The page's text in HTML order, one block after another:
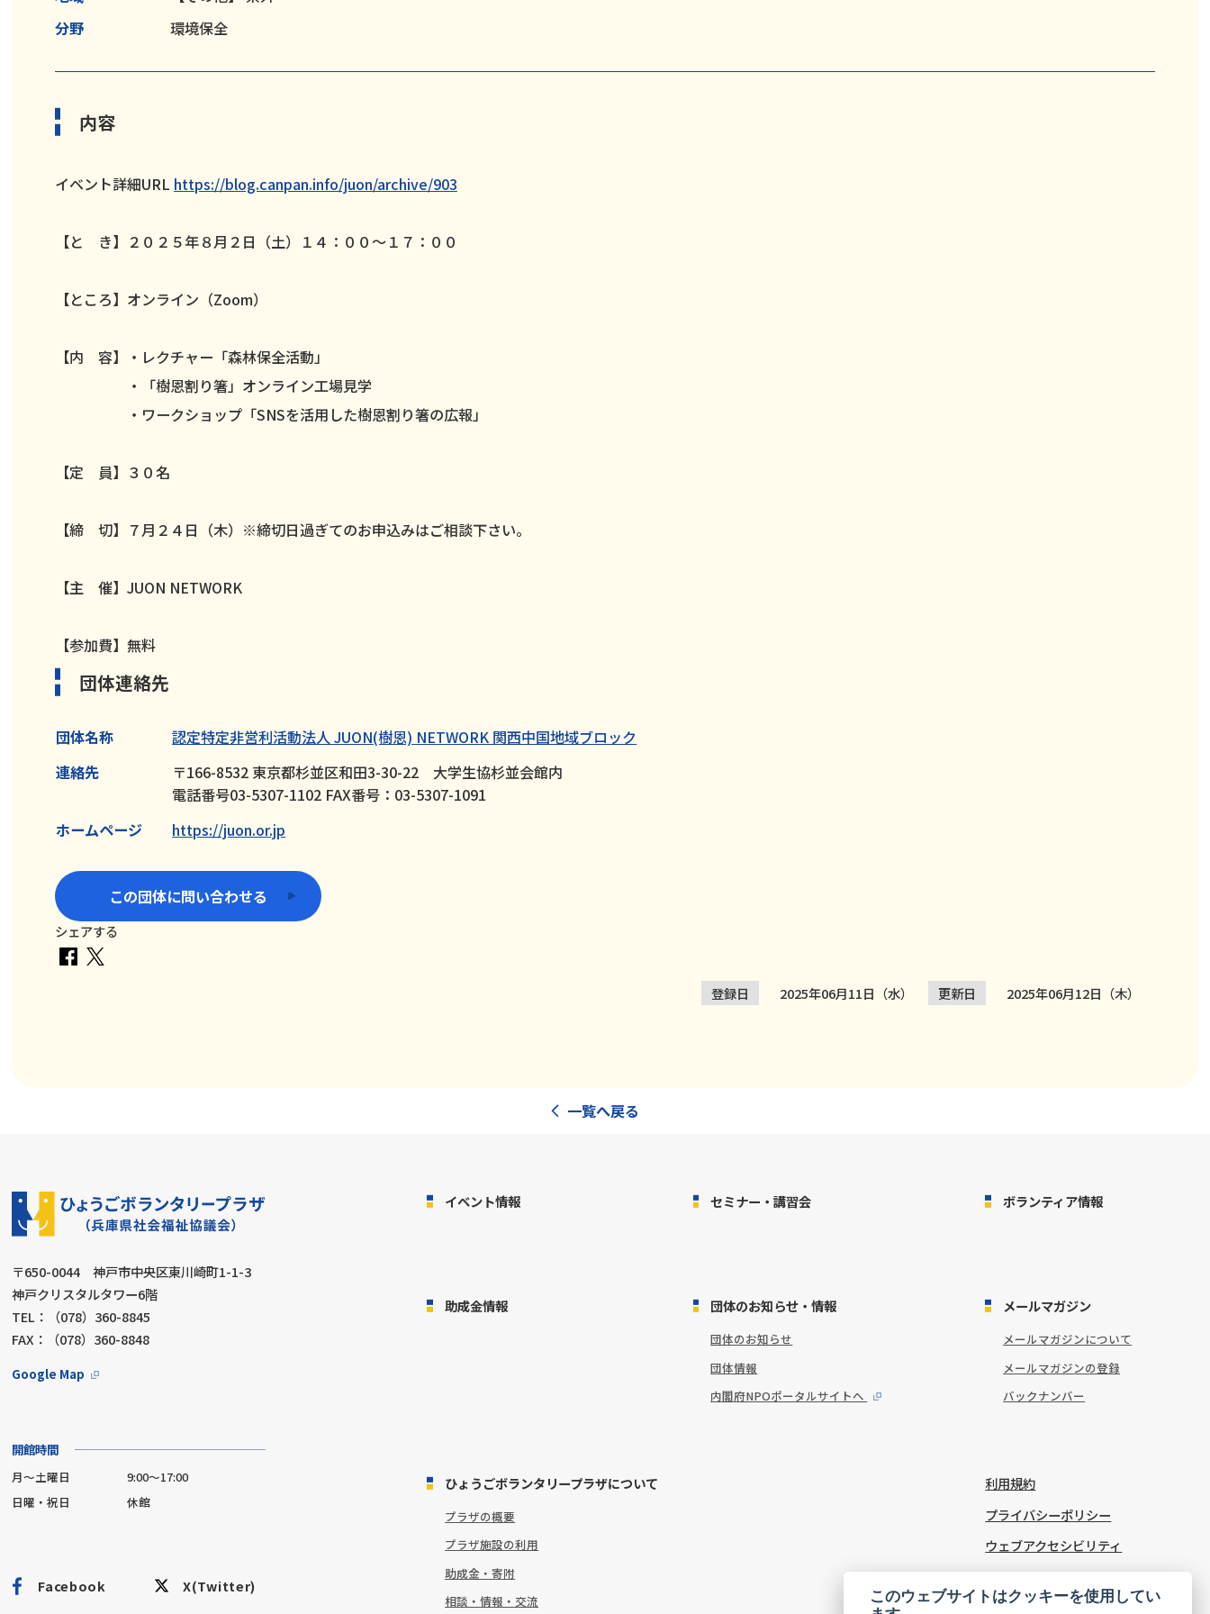
分野
環境保全
内容
イベント詳細URL https://blog.canpan.info/juon/archive/903
【と き】２０２５年８月２日（土）１４：００～１７：００
【ところ】オンライン（Zoom）
【内 容】・レクチャー「森林保全活動」
・「樹恩割り箸」オンライン工場見学
・ワークショップ「SNSを活用した樹恩割り箸の広報」
【定 員】３０名
【締 切】７月２４日（木）※締切日過ぎてのお申込みはご相談下さい。
【主 催】JUON NETWORK
【参加費】無料
団体連絡先
団体名称
認定特定非営利活動法人 JUON(樹恩) NETWORK 関西中国地域ブロック
連絡先
〒166-8532 東京都杉並区和田3-30-22 大学生協杉並会館内
電話番号03-5307-1102 FAX番号：03-5307-1091
ホームページ
https://juon.or.jp
この団体に問い合わせる
シェアする
登録日 2025年06月11日（水） 更新日 2025年06月12日（木）
一覧へ戻る
〒650-0044 神戸市中央区東川崎町1-1-3
神戸クリスタルタワー6階
TEL：（078）360-8845
FAX：（078）360-8848
Google Map
開館時間
月～土曜日
9:00～17:00
日曜・祝日
休館
Facebook X(Twitter)
イベント情報 セミナー・講習会 ボランティア情報
助成金情報 団体のお知らせ・情報
団体のお知らせ
団体情報
内閣府NPOポータルサイトへ
メールマガジン
メールマガジンについて
メールマガジンの登録
バックナンバー
ひょうごボランタリープラザについて
プラザの概要
プラザ施設の利用
助成金・寄附
相談・情報・交流
利用規約
プライバシーポリシー
ウェブアクセシビリティ
Cookie Settings
このウェブサイトはクッキーを使用してい